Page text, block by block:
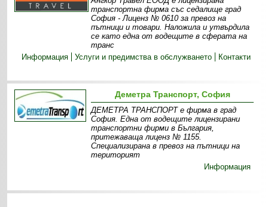
транспортна фирма със седалище град
София - Лиценз № 0610 за превоз на
пътници и товари. Наложила и утвърдила
се като една от водещите в сферата на
транс
Информация
Услуги и предимства в обслужването Контакти
Деметра Транспорт, София
ДЕМЕТРА ТРАНСПОРТ е фирма в град
София. Една от водещите лицензирани
транспортни фирми в България,
притежаваща лиценз № 1155.
Специализирана в превоз на пътници на
територият
Информация